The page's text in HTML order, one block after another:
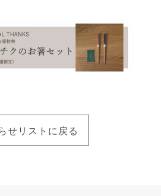
せリストに戻る